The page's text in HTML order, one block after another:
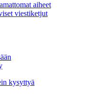
aiheet
viestiketjut
kysyttyä